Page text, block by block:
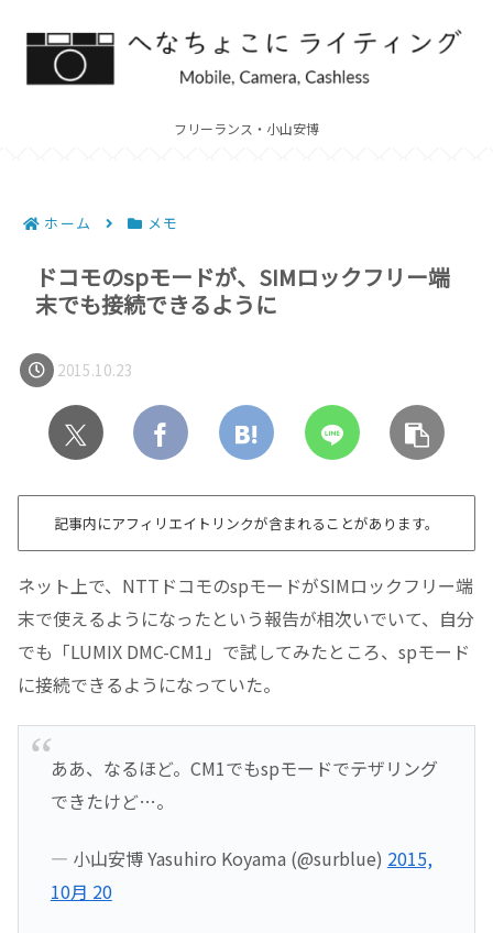
フリーランス・小山安博
ホーム メモ
ドコモのspモードが、SIMロックフリー端
末でも接続できるように
2015.10.23
記事内にアフィリエイトリンクが含まれることがあります。
ネット上で、NTTドコモのspモードがSIMロックフリー端
末で使えるようになったという報告が相次いでいて、自分
でも「LUMIX DMC-CM1」で試してみたところ、spモード
に接続できるようになっていた。
ああ、なるほど。CM1でもspモードでテザリング
できたけど…。
— 小山安博 Yasuhiro Koyama (@surblue) 2015,
10月 20